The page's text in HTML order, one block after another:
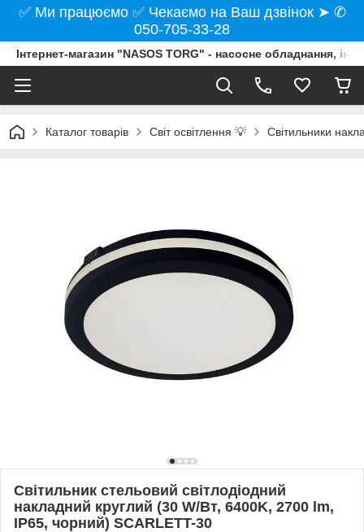
✅ Ми працюємо ✅ Чекаємо на Ваш дзвінок ➤ ✆
050-705-33-28
Інтернет-магазин "NASOS TORG" - насосне обладнання,
Каталог товарів Світ освітлення 💡 Світильники
Світильник стельовий світлодіодний
накладний круглий (30 W/Вт, 6400K, 2700 lm,
IP65, чорний) SCARLETT-30